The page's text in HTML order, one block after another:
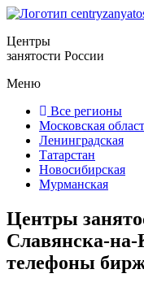
Центры
занятости России
Меню
Все регионы
Московская
Ленинградская
Татарстан
Новосибирская
Мурманская
Центры
Славянска-на-
телефоны